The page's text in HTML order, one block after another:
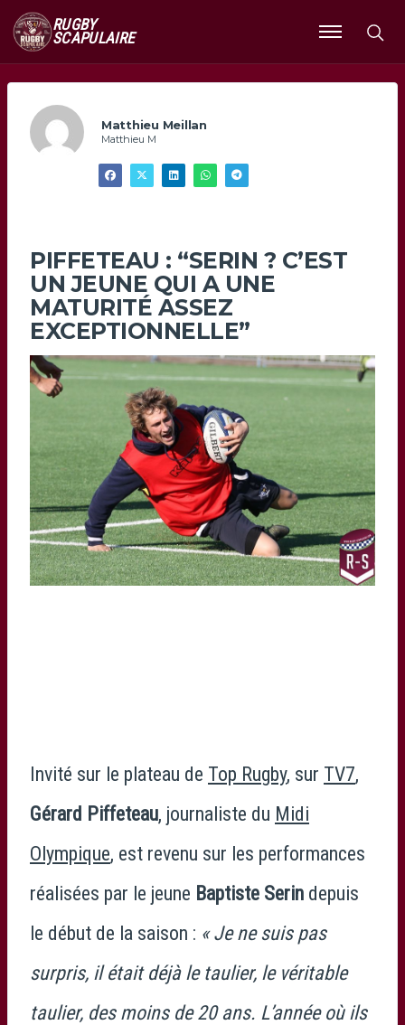
RUGBY
SCAPULAIRE
Ouvrir
le
Matthieu Meillan
Matthieu M
PIFFETEAU : “SERIN ? C’EST
UN JEUNE QUI A UNE
MATURITÉ ASSEZ
EXCEPTIONNELLE”
Invité sur le plateau de Top Rugby, sur TV7,
Gérard Piffeteau, journaliste du Midi
Olympique, est revenu sur les performances
réalisées par le jeune Baptiste Serin depuis
le début de la saison : « Je ne suis pas
surpris, il était déjà le taulier, le véritable
taulier, des moins de 20 ans. L’année où ils